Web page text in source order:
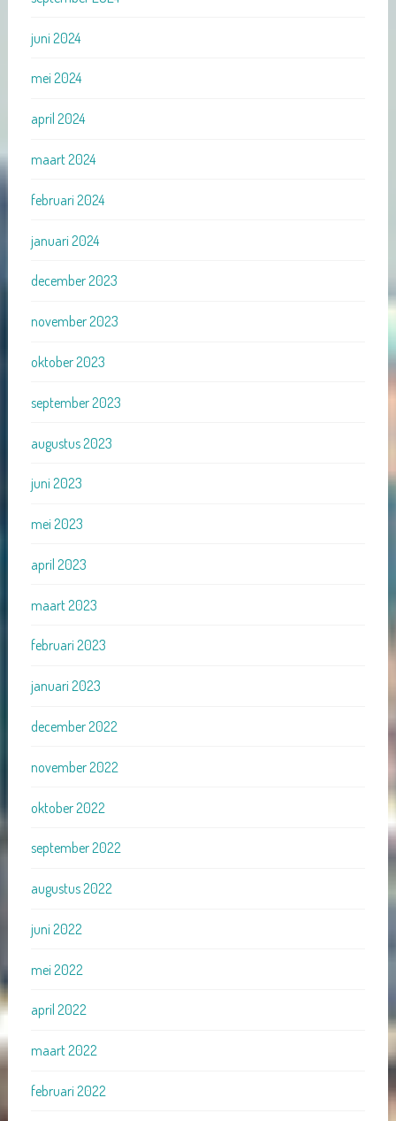
juni 2024
mei 2024
april 2024
maart 2024
februari 2024
januari 2024
december 2023
november 2023
oktober 2023
september 2023
augustus 2023
juni 2023
mei 2023
april 2023
maart 2023
februari 2023
januari 2023
december 2022
november 2022
oktober 2022
september 2022
augustus 2022
juni 2022
mei 2022
april 2022
maart 2022
februari 2022